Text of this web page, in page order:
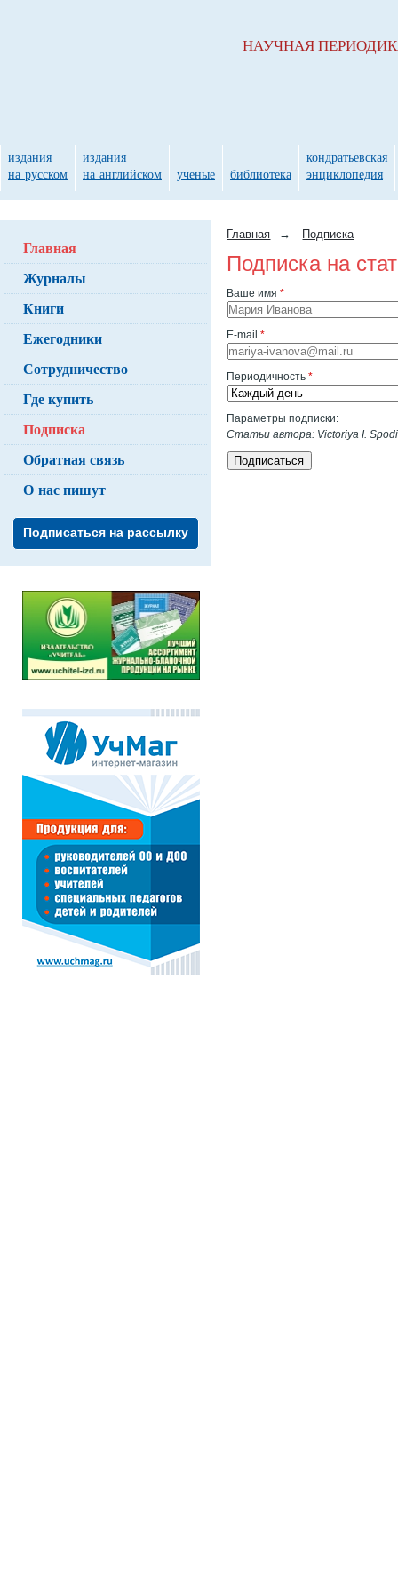
Главная → Подписка
Подписка на
Ваше имя*
E-mail*
Периодичность*
Параметры подписки:
Статьи автора: Victoriya I.
Подписаться
Главная
Журналы
Книги
Ежегодники
Сотрудничество
Где купить
Подписка
Обратная связь
О нас пишут
Подписаться на рассылку
НАУЧНАЯ
издания
на русском
издания
на английском
ученые библиотека
кондратьевская
энциклопедия